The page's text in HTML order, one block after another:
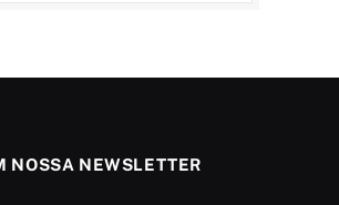
NOSSA NEWSLETTER